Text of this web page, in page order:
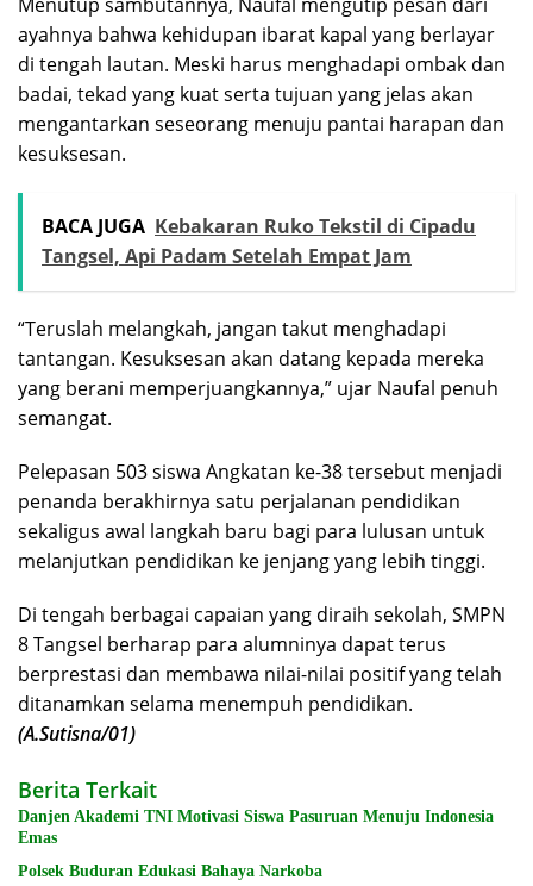
Menutup sambutannya, Naufal mengutip pesan dari
ayahnya bahwa kehidupan ibarat kapal yang berlayar
di tengah lautan. Meski harus menghadapi ombak dan
badai, tekad yang kuat serta tujuan yang jelas akan
mengantarkan seseorang menuju pantai harapan dan
kesuksesan.
BACA JUGA Kebakaran Ruko Tekstil di Cipadu
Tangsel, Api Padam Setelah Empat Jam
“Teruslah melangkah, jangan takut menghadapi
tantangan. Kesuksesan akan datang kepada mereka
yang berani memperjuangkannya,” ujar Naufal penuh
semangat.
Pelepasan 503 siswa Angkatan ke-38 tersebut menjadi
penanda berakhirnya satu perjalanan pendidikan
sekaligus awal langkah baru bagi para lulusan untuk
melanjutkan pendidikan ke jenjang yang lebih tinggi.
Di tengah berbagai capaian yang diraih sekolah, SMPN
8 Tangsel berharap para alumninya dapat terus
berprestasi dan membawa nilai-nilai positif yang telah
ditanamkan selama menempuh pendidikan.
(A.Sutisna/01)
Berita Terkait
Danjen Akademi TNI Motivasi Siswa Pasuruan Menuju Indonesia
Emas
Polsek Buduran Edukasi Bahaya Narkoba